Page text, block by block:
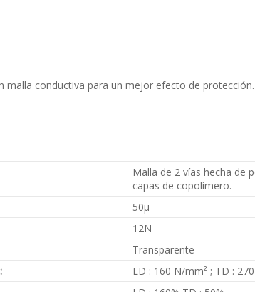
malla conductiva para un mejor efecto de protección.
Malla de 2 vías hecha de
capas de copolímero.
50μ
12N
Transparente
LD : 160 N/mm² ; TD :